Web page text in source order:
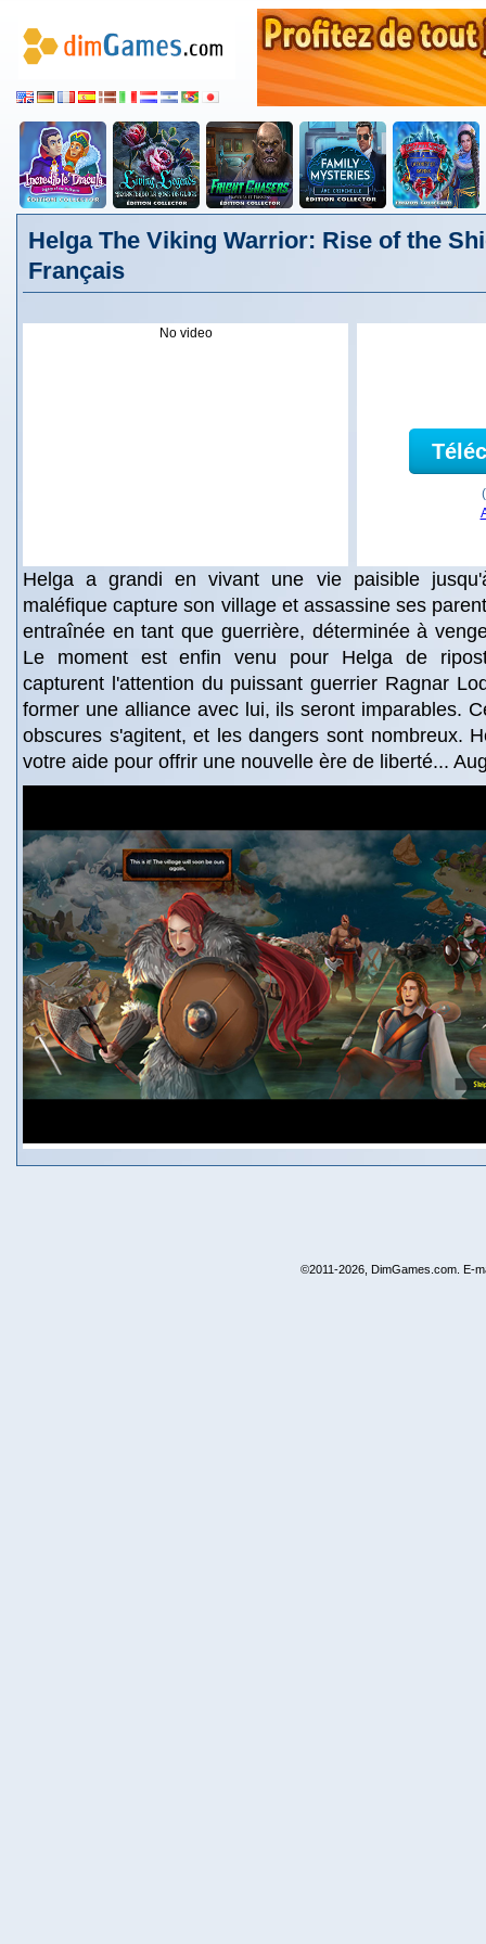
Helga The Viking Warrior: Rise of the
Français
No video
Helga a grandi en vivant une vie paisible
maléfique capture son village et assassine ses
entraînée en tant que guerrière, déterminée à
Le moment est enfin venu pour Helga de
capturent l'attention du puissant guerrier Ragnar
former une alliance avec lui, ils seront imparables.
obscures s'agitent, et les dangers sont nombreux.
votre aide pour offrir une nouvelle ère de liberté...
©2011-2026, DimGames.com. E-